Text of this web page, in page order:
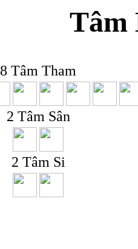
Tâm
8 Tâm Tham
2 Tâm Sân
2 Tâm Si